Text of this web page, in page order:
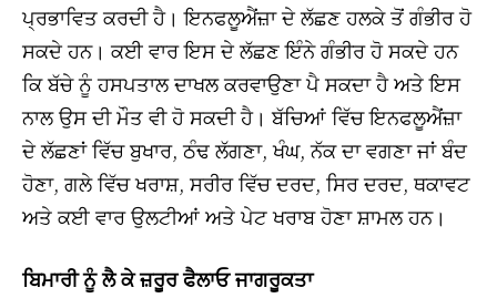
ਪ੍ਰਭਾਵਿਤ ਕਰਦੀ ਹੈ। ਇਨਫਲੂਐਂਜ਼ਾ ਦੇ ਲੱਛਣ ਹਲਕੇ ਤੋਂ ਗੰਭੀਰ ਹੋ
ਸਕਦੇ ਹਨ। ਕਈ ਵਾਰ ਇਸ ਦੇ ਲੱਛਣ ਇੰਨੇ ਗੰਭੀਰ ਹੋ ਸਕਦੇ ਹਨ
ਕਿ ਬੱਚੇ ਨੂੰ ਹਸਪਤਾਲ ਦਾਖਲ ਕਰਵਾਉਣਾ ਪੈ ਸਕਦਾ ਹੈ ਅਤੇ ਇਸ
ਨਾਲ ਉਸ ਦੀ ਮੌਤ ਵੀ ਹੋ ਸਕਦੀ ਹੈ। ਬੱਚਿਆਂ ਵਿੱਚ ਇਨਫਲੂਐਂਜ਼ਾ
ਦੇ ਲੱਛਣਾਂ ਵਿੱਚ ਬੁਖਾਰ, ਠੰਢ ਲੱਗਣਾ, ਖੰਘ, ਨੱਕ ਦਾ ਵਗਣਾ ਜਾਂ ਬੰਦ
ਹੋਣਾ, ਗਲੇ ਵਿੱਚ ਖਰਾਸ਼, ਸਰੀਰ ਵਿੱਚ ਦਰਦ, ਸਿਰ ਦਰਦ, ਥਕਾਵਟ
ਅਤੇ ਕਈ ਵਾਰ ਉਲਟੀਆਂ ਅਤੇ ਪੇਟ ਖਰਾਬ ਹੋਣਾ ਸ਼ਾਮਲ ਹਨ।
ਬਿਮਾਰੀ ਨੂੰ ਲੈ ਕੇ ਜ਼ਰੂਰ ਫੈਲਾਓ ਜਾਗਰੂਕਤਾ